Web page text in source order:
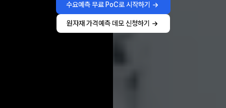
수요예측 무료 PoC로 시작하기
원자재 가격예측 데모 신청하기